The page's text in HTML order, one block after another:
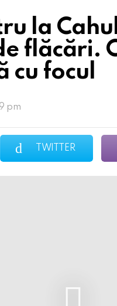
la
flăcări.
cu focul
pm
TWITTER